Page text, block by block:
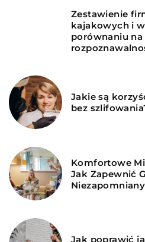
Zestawienie
kajakowych i
porównaniu
Jakie są
bez
Komfortowe
Jak Zapewnić
Jak poprawić